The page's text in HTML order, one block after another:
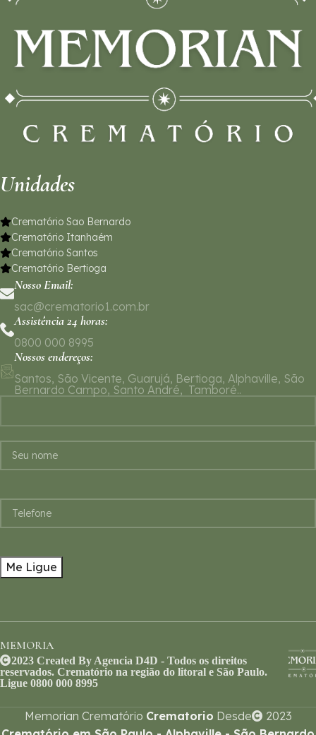
Unidades
Crematório Sao Bernardo
Crematório Itanhaém
Crematório Santos
Crematório Bertioga
Nosso Email:
sac@crematorio1.com.br
Assistência 24 horas:
0800 000 8995
Nossos endereços:
Santos, São Vicente, Guarujá, Bertioga, Alphaville, São
Bernardo Campo, Santo André, Tamboré..
MEMORIA
2023 Created By Agencia D4D - Todos os direitos
reservados. Crematório na região do litoral e São Paulo.
Ligue 0800 000 8995
Memorian Crematório Crematorio Desde
2023